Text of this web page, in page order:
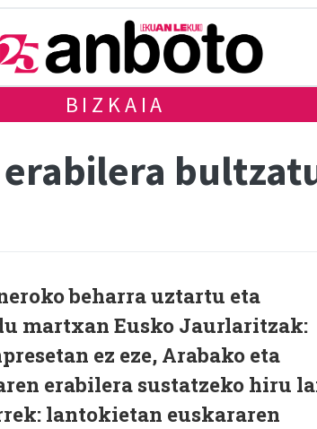
BIZKAIA
beharra uztartu eta
martxan Eusko Jaurlaritzak:
ez eze, Arabako eta
erabilera sustatzeko hiru
lantokietan euskararen